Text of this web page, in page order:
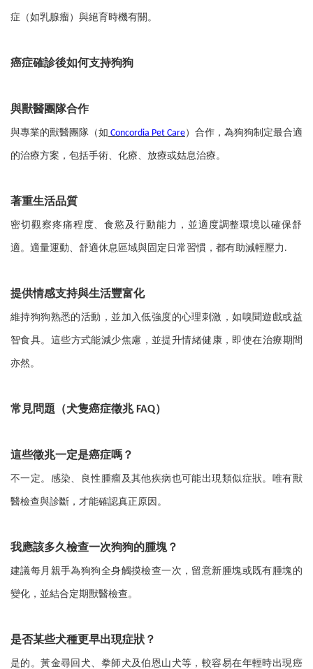
症（如乳腺瘤）與絕育時機有關。
癌症確診後如何支持狗狗
與獸醫團隊合作
與專業的獸醫團隊（如 Concordia Pet Care）合作，為狗狗制定最合適
的治療方案，包括手術、化療、放療或姑息治療。
著重生活品質
密切觀察疼痛程度、食慾及行動能力，並適度調整環境以確保舒
適。適量運動、舒適休息區域與固定日常習慣，都有助減輕壓力 .
提供情感支持與生活豐富化
維持狗狗熟悉的活動，並加入低強度的心理刺激，如嗅聞遊戲或益
智食具。這些方式能減少焦慮，並提升情緒健康，即使在治療期間
亦然。
常見問題（犬隻癌症徵兆 FAQ）
這些徵兆一定是癌症嗎？
不一定。感染、良性腫瘤及其他疾病也可能出現類似症狀。唯有獸
醫檢查與診斷，才能確認真正原因。
我應該多久檢查一次狗狗的腫塊？
建議每月親手為狗狗全身觸摸檢查一次，留意新腫塊或既有腫塊的
變化，並結合定期獸醫檢查。
是否某些犬種更早出現症狀？
是的。黃金尋回犬、拳師犬及伯恩山犬等，較容易在年輕時出現癌